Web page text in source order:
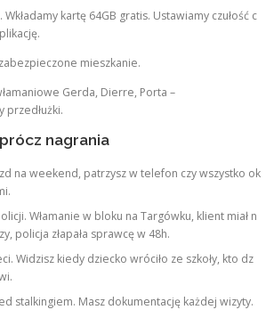
Wkładamy kartę 64GB gratis. Ustawiamy czułość c
mieszkanie.
Gerda, Dierre, Porta –
przedłużki.
nagrania
na weekend, patrzysz w telefon czy wszystko ok
Włamanie w bloku na Targówku, klient miał n
policja złapała sprawcę w 48h.
Widzisz kiedy dziecko wróciło ze szkoły, kto dz
stalkingiem. Masz dokumentację każdej wizyty.